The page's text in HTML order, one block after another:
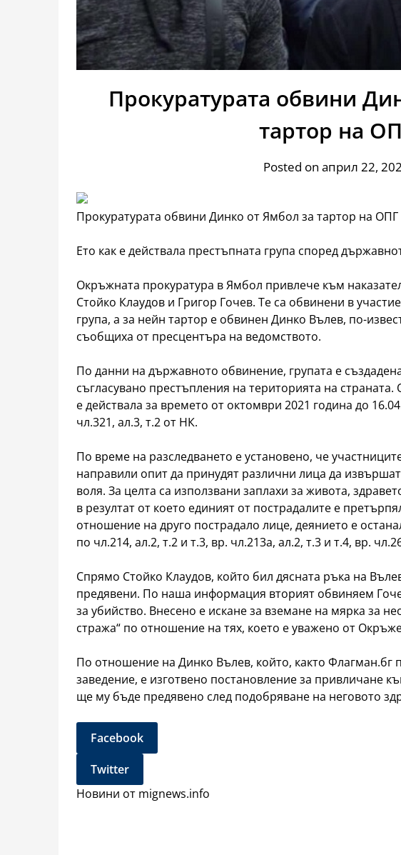
Прокуратурата обвини
тартор на
Posted on април 22,
Прокуратурата обвини Динко от Ямбол за тартор на ОПГ
Ето как е действала престъпната група според
Окръжната прокуратура в Ямбол привлече към
Стойко Клаудов и Григор Гочев. Те са обвинени в
група, а за нейн тартор е обвинен Динко Вълев, по-
съобщиха от пресцентъра на ведомството.
По данни на държавното обвинение, групата е
съгласувано престъпления на територията на
е действала за времето от октомври 2021 година до
чл.321, ал.3, т.2 от НК.
По време на разследването е установено, че
направили опит да принудят различни лица да
воля. За целта са използвани заплахи за живота,
в резултат от което единият от пострадалите е
отношение на друго пострадало лице, деянието е
по чл.214, ал.2, т.2 и т.3, вр. чл.213а, ал.2, т.3 и т.4, вр.
Спрямо Стойко Клаудов, който бил дясната ръка на
предявени. По наша информация вторият обвиняем
за убийство. Внесено е искане за вземане на мярка за
стража“ по отношение на тях, което е уважено от
По отношение на Динко Вълев, който, както Флагман.бг
заведение, е изготвено постановление за привличане
ще му бъде предявено след подобряване на неговото
Facebook
Twitter
Новини от mignews.info